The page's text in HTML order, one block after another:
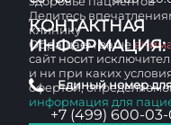
КОНТАКТНАЯ
ИНФОРМАЦИЯ:
Единый номер
+7 (499) 600-
Делитесь
клинику
Обращаем ваше
сайт носит
и ни при каких
офертой,
информация для